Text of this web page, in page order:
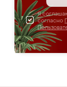
Я
согласно